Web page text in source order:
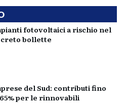
fotovoltaici a rischio nel
bollette
del Sud: contributi fino
per le rinnovabili